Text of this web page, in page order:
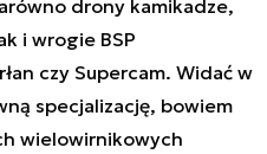
drony kamikadze,
i wrogie BSP
czy Supercam. Widać w
specjalizację, bowiem
wielowirnikowych